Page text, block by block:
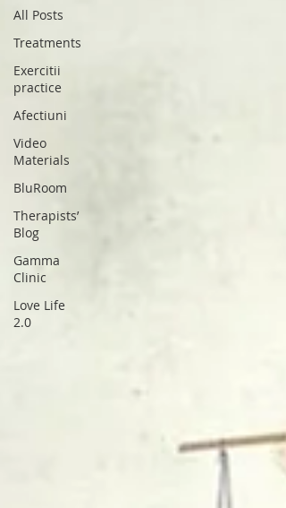
All Posts
Treatments
Exercitii
practice
Afectiuni
Video
Materials
BluRoom
Therapists’
Blog
Gamma
Clinic
Love Life
2.0